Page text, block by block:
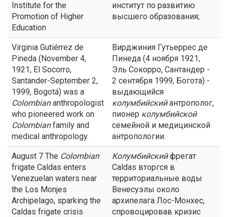
Institute for the
Promotion of Higher
Education
институт по развитию
высшего образования;
Virginia Gutiérrez de
Pineda (November 4,
1921, El Socorro,
Santander-September 2,
1999, Bogotá) was a
Colombiananthropologist
who pioneered work on
Colombianfamily and
medical anthropology.
Вирджиния Гутьеррес де
Пинеда (4 ноября 1921,
Эль Сокорро, Сантандер -
2 сентября 1999, Богота) -
выдающийся
колумбийскийантрополог,
пионер колумбийской
семейной и медицинской
антропологии.
August 7 The Colombian
frigate Caldas enters
Venezuelan waters near
the Los Monjes
Archipelago, sparking the
Caldas frigate crisis
Колумбийскийфрегат
Caldas вторгся в
территориальные воды
Венесуэлы около
архипелага Лос-Монхес,
спровоцировав кризис